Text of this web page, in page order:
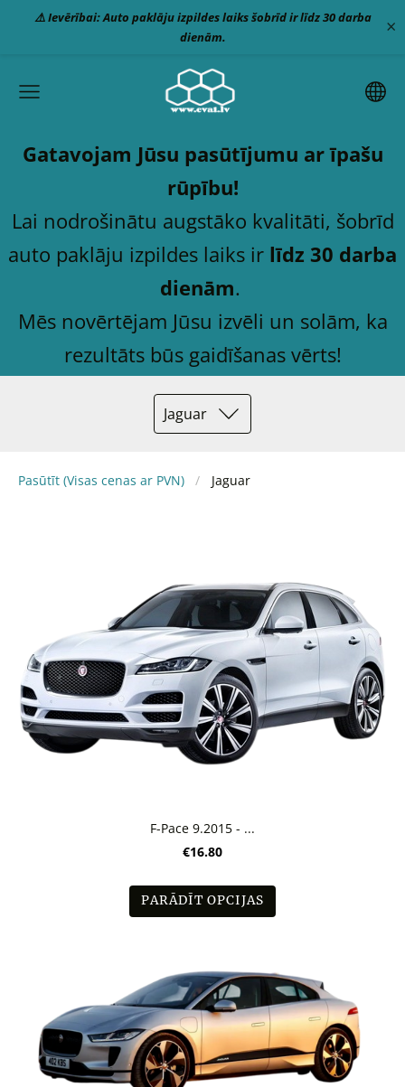
⚠️ Ievērībai: Auto paklāju izpildes laiks šobrīd ir līdz 30 darba
dienām.
×
Gatavojam Jūsu pasūtījumu ar īpašu
rūpību!
Lai nodrošinātu augstāko kvalitāti, šobrīd
auto paklāju izpildes laiks ir līdz 30 darba
dienām.
Mēs novērtējam Jūsu izvēli un solām, ka
rezultāts būs gaidīšanas vērts!
Jaguar
Pasūtīt (Visas cenas ar PVN) Jaguar
F-Pace 9.2015 - ...
€16.80
PARĀDĪT OPCIJAS